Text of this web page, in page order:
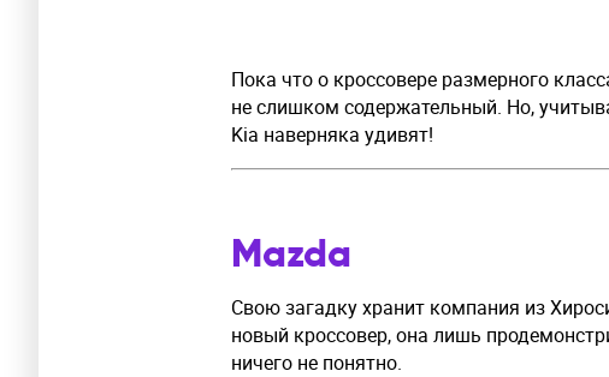
Пока что о кроссовере размерного
не слишком содержательный. Но,
Kia наверняка удивят!
Mazda
Свою загадку хранит компания из
новый кроссовер, она лишь
ничего не понятно.